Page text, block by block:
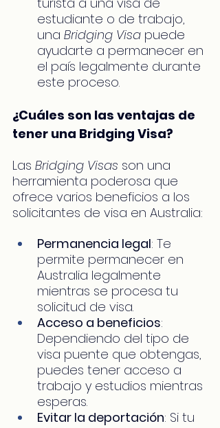
estudiante o de trabajo,
una Bridging Visa puede
ayudarte a permanecer en
el país legalmente durante
este proceso.
¿Cuáles son las ventajas de
tener una Bridging Visa?
Las Bridging Visas son una
herramienta poderosa que
ofrece varios beneficios a los
solicitantes de visa en Australia:
Permanencia legal: Te
permite permanecer en
Australia legalmente
mientras se procesa tu
solicitud de visa.
Acceso a beneficios:
Dependiendo del tipo de
visa puente que obtengas,
puedes tener acceso a
trabajo y estudios mientras
esperas.
Evitar la deportación: Si tu